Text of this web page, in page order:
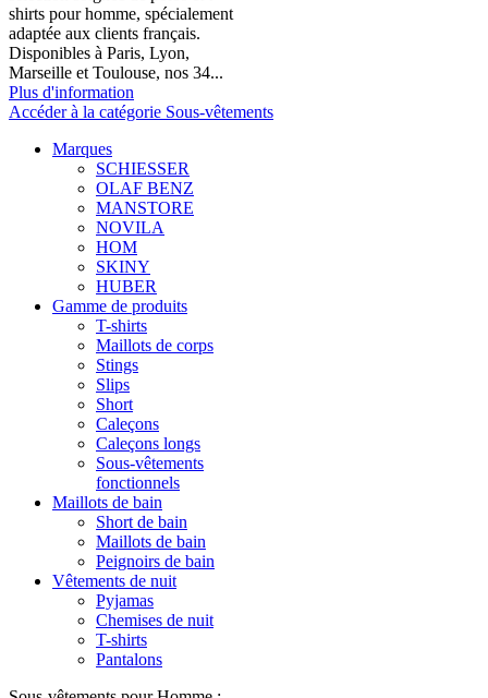
shirts pour homme, spécialement
adaptée aux clients français.
Disponibles à Paris, Lyon,
Marseille et Toulouse, nos 34...
Plus d'information
Accéder à la catégorie Sous-vêtements
Marques
SCHIESSER
OLAF BENZ
MANSTORE
NOVILA
HOM
SKINY
HUBER
Gamme de produits
T-shirts
Maillots de corps
Stings
Slips
Short
Caleçons
Caleçons longs
Sous-vêtements
fonctionnels
Maillots de bain
Short de bain
Maillots de bain
Peignoirs de bain
Vêtements de nuit
Pyjamas
Chemises de nuit
T-shirts
Pantalons